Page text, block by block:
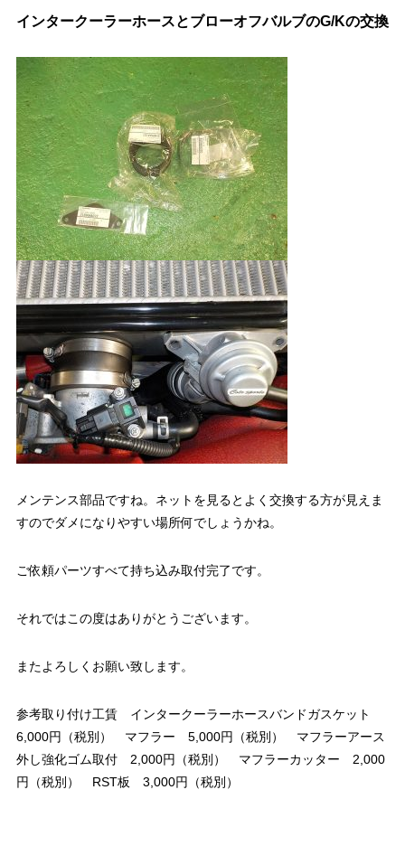
インタークーラーホースとブローオフバルブのG/Kの交換
メンテンス部品ですね。ネットを見るとよく交換する方が見えま
すのでダメになりやすい場所何でしょうかね。
ご依頼パーツすべて持ち込み取付完了です。
それではこの度はありがとうございます。
またよろしくお願い致します。
参考取り付け工賃 インタークーラーホースバンドガスケット
6,000円（税別） マフラー 5,000円（税別） マフラーアース
外し強化ゴム取付 2,000円（税別） マフラーカッター 2,000
円（税別） RST板 3,000円（税別）